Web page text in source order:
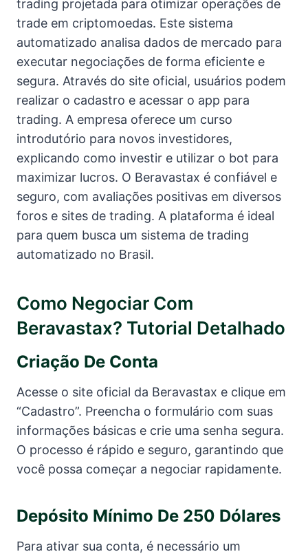
trading projetada para otimizar operações de
trade em criptomoedas. Este sistema
automatizado analisa dados de mercado para
executar negociações de forma eficiente e
segura. Através do site oficial, usuários podem
realizar o cadastro e acessar o app para
trading. A empresa oferece um curso
introdutório para novos investidores,
explicando como investir e utilizar o bot para
maximizar lucros. O Beravastax é confiável e
seguro, com avaliações positivas em diversos
foros e sites de trading. A plataforma é ideal
para quem busca um sistema de trading
automatizado no Brasil.
Como Negociar Com
Beravastax? Tutorial Detalhado
Criação De Conta
Acesse o site oficial da Beravastax e clique em
“Cadastro”. Preencha o formulário com suas
informações básicas e crie uma senha segura.
O processo é rápido e seguro, garantindo que
você possa começar a negociar rapidamente.
Depósito Mínimo De 250 Dólares
Para ativar sua conta, é necessário um